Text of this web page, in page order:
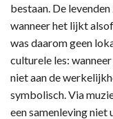
bestaan. De
wanneer het lijkt
was daarom geen
culturele les:
niet aan de
symbolisch. Via
een samenleving